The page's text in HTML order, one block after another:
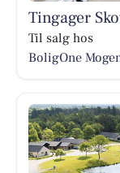
Tingager
Til salg hos
BoligOne